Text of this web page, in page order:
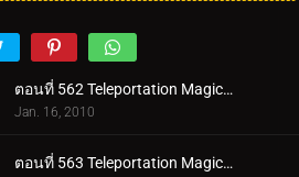
ตอนที่ 562 Teleportation Magic ของจอมโจรคิด (ตอนพิเศษ 1)
Jan. 16, 2010
ตอนที่ 563 Teleportation Magic ของจอมโจรคิด (ตอนพิเศษ 2)